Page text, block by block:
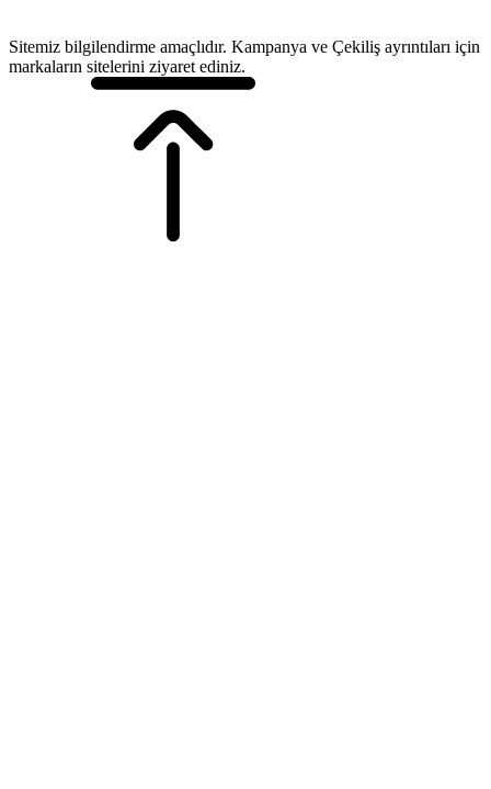
Sitemiz bilgilendirme amaçlıdır. Kampanya ve Çekiliş ayrıntıları için
markaların sitelerini ziyaret ediniz.